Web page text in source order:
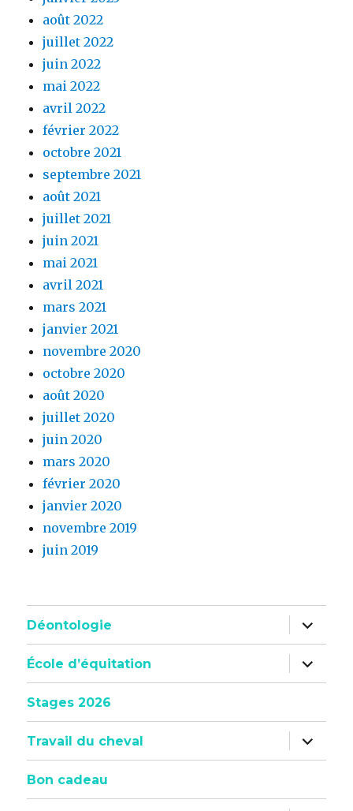
août 2022
juillet 2022
juin 2022
mai 2022
avril 2022
février 2022
octobre 2021
septembre 2021
août 2021
juillet 2021
juin 2021
mai 2021
avril 2021
mars 2021
janvier 2021
novembre 2020
octobre 2020
août 2020
juillet 2020
juin 2020
mars 2020
février 2020
janvier 2020
novembre 2019
juin 2019
Déontologie
ouvrir
le
sous-
menu
École d’équitation
ouvrir
le
sous-
Stages 2026
Travail du cheval
ouvrir
le
sous-
Bon cadeau